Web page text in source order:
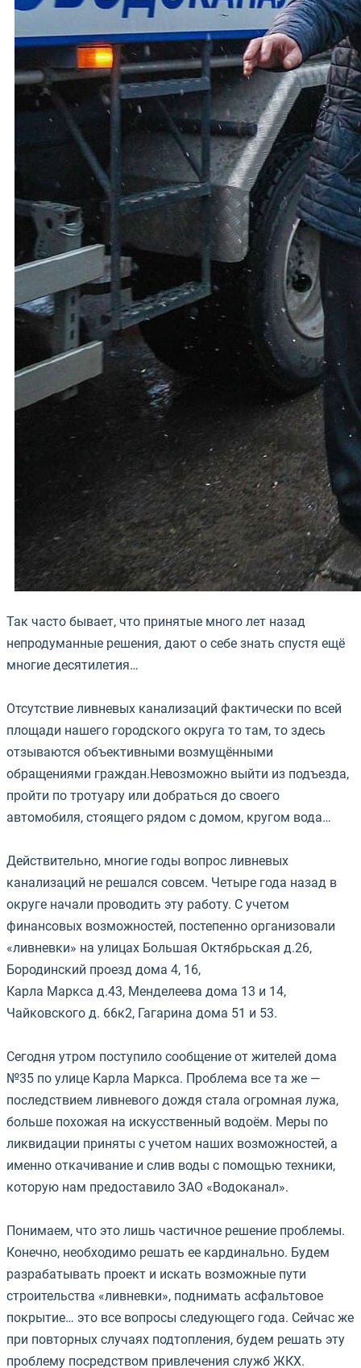
Так часто бывает, что принятые много лет назад
непродуманные решения, дают о себе знать спустя ещё
многие десятилетия…
Отсутствие ливневых канализаций фактически по всей
площади нашего городского округа то там, то здесь
отзываются объективными возмущёнными
обращениями граждан.Невозможно выйти из подъезда,
пройти по тротуару или добраться до своего
автомобиля, стоящего рядом с домом, кругом вода…
Действительно, многие годы вопрос ливневых
канализаций не решался совсем. Четыре года назад в
округе начали проводить эту работу. С учетом
финансовых возможностей, постепенно организовали
«ливневки» на улицах Большая Октябрьская д.26,
Бородинский проезд дома 4, 16,
Карла Маркса д.43, Менделеева дома 13 и 14,
Чайковского д. 66к2, Гагарина дома 51 и 53.
Сегодня утром поступило сообщение от жителей дома
№35 по улице Карла Маркса. Проблема все та же —
последствием ливневого дождя стала огромная лужа,
больше похожая на искусственный водоём. Меры по
ликвидации приняты с учетом наших возможностей, а
именно откачивание и слив воды с помощью техники,
которую нам предоставило ЗАО «Водоканал».
Понимаем, что это лишь частичное решение проблемы.
Конечно, необходимо решать ее кардинально. Будем
разрабатывать проект и искать возможные пути
строительства «ливневки», поднимать асфальтовое
покрытие… это все вопросы следующего года. Сейчас же
при повторных случаях подтопления, будем решать эту
проблему посредством привлечения служб ЖКХ.